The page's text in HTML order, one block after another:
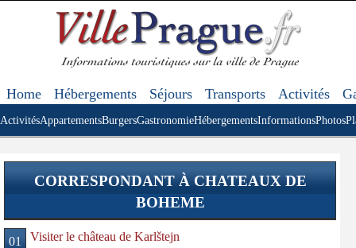
Home Hébergements Séjours Transports Activités
ActivitésAppartementsBurgersGastronomieHébergementsInformationsPhotos
CORRESPONDANT À CHATEAUX DE
BOHEME
01 Visiter le château de Karlštejn